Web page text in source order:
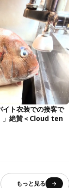
ト衣装での接客で
」絶賛＜Cloud ten
もっと見る